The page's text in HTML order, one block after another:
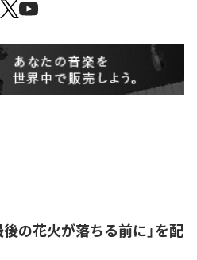
の花火が落ちる前に」を配